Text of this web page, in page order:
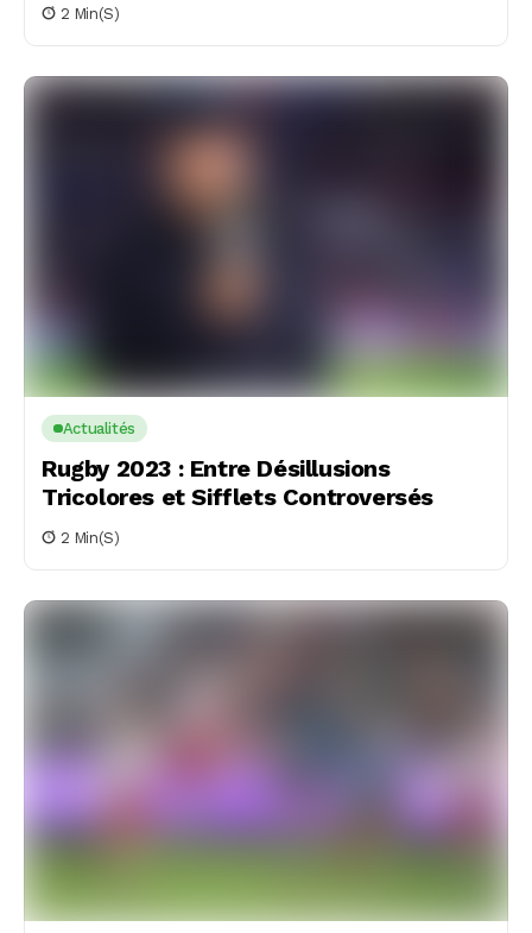
2 Min(s)
Actualités
Rugby 2023 : Entre Désillusions
Tricolores et Sifflets Controversés
2 Min(s)